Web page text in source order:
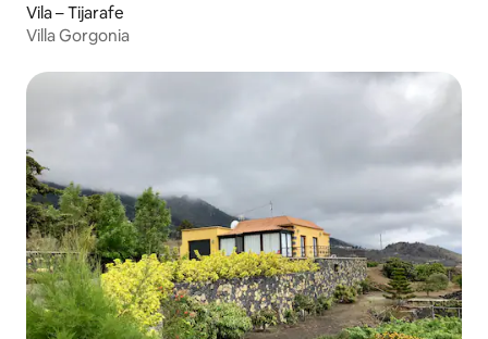
Vila – Tijarafe
Villa Gorgonia